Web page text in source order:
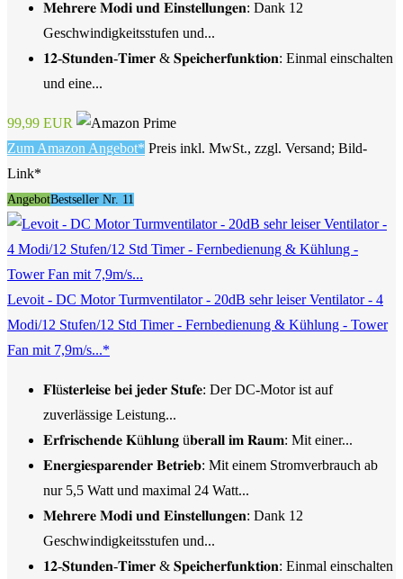
𝐌𝐞𝐡𝐫𝐞𝐫𝐞 𝐌𝐨𝐝𝐢 𝐮𝐧𝐝 𝐄𝐢𝐧𝐬𝐭𝐞𝐥𝐥𝐮𝐧𝐠𝐞𝐧: Dank 12
Geschwindigkeitsstufen und...
𝟏𝟐-𝐒𝐭𝐮𝐧𝐝𝐞𝐧-𝐓𝐢𝐦𝐞𝐫 & 𝐒𝐩𝐞𝐢𝐜𝐡𝐞𝐫𝐟𝐮𝐧𝐤𝐭𝐢𝐨𝐧: Einmal einschalten
und eine...
99,99 EUR
Zum Amazon Angebot* Preis inkl. MwSt., zzgl. Versand; Bild-
Link*
AngebotBestseller Nr. 11
Levoit - DC Motor Turmventilator - 20dB sehr leiser Ventilator - 4
Modi/12 Stufen/12 Std Timer - Fernbedienung & Kühlung - Tower
Fan mit 7,9m/s...*
𝐅𝐥ü𝐬𝐭𝐞𝐫𝐥𝐞𝐢𝐬𝐞 𝐛𝐞𝐢 𝐣𝐞𝐝𝐞𝐫 𝐒𝐭𝐮𝐟𝐞: Der DC-Motor ist auf
zuverlässige Leistung...
𝐄𝐫𝐟𝐫𝐢𝐬𝐜𝐡𝐞𝐧𝐝𝐞 𝐊ü𝐡𝐥𝐮𝐧𝐠 ü𝐛𝐞𝐫𝐚𝐥𝐥 𝐢𝐦 𝐑𝐚𝐮𝐦: Mit einer...
𝐄𝐧𝐞𝐫𝐠𝐢𝐞𝐬𝐩𝐚𝐫𝐞𝐧𝐝𝐞𝐫 𝐁𝐞𝐭𝐫𝐢𝐞𝐛: Mit einem Stromverbrauch ab
nur 5,5 Watt und maximal 24 Watt...
𝐌𝐞𝐡𝐫𝐞𝐫𝐞 𝐌𝐨𝐝𝐢 𝐮𝐧𝐝 𝐄𝐢𝐧𝐬𝐭𝐞𝐥𝐥𝐮𝐧𝐠𝐞𝐧: Dank 12
Geschwindigkeitsstufen und...
𝟏𝟐-𝐒𝐭𝐮𝐧𝐝𝐞𝐧-𝐓𝐢𝐦𝐞𝐫 & 𝐒𝐩𝐞𝐢𝐜𝐡𝐞𝐫𝐟𝐮𝐧𝐤𝐭𝐢𝐨𝐧: Einmal einschalten